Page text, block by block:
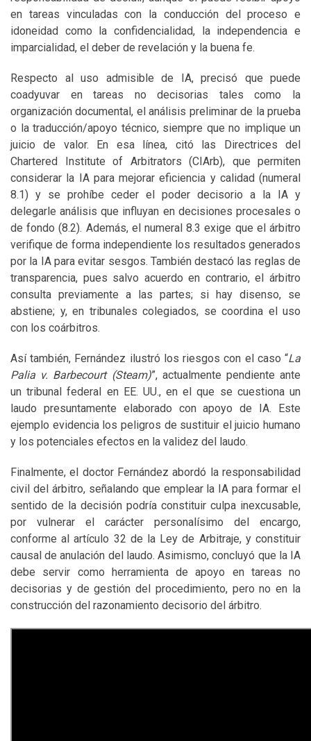
en tareas vinculadas con la conducción del proceso e
idoneidad como la confidencialidad, la independencia e
imparcialidad, el deber de revelación y la buena fe.
Respecto al uso admisible de IA, precisó que puede
coadyuvar en tareas no decisorias tales como la
organización documental, el análisis preliminar de la prueba
o la traducción/apoyo técnico, siempre que no implique un
juicio de valor. En esa línea, citó las Directrices del
Chartered Institute of Arbitrators (CIArb), que permiten
considerar la IA para mejorar eficiencia y calidad (numeral
8.1) y se prohíbe ceder el poder decisorio a la IA y
delegarle análisis que influyan en decisiones procesales o
de fondo (8.2). Además, el numeral 8.3 exige que el árbitro
verifique de forma independiente los resultados generados
por la IA para evitar sesgos. También destacó las reglas de
transparencia, pues salvo acuerdo en contrario, el árbitro
consulta previamente a las partes; si hay disenso, se
abstiene; y, en tribunales colegiados, se coordina el uso
con los coárbitros.
Así también, Fernández ilustró los riesgos con el caso “La
Palia v. Barbecourt (Steam)”, actualmente pendiente ante
un tribunal federal en EE. UU., en el que se cuestiona un
laudo presuntamente elaborado con apoyo de IA. Este
ejemplo evidencia los peligros de sustituir el juicio humano
y los potenciales efectos en la validez del laudo.
Finalmente, el doctor Fernández abordó la responsabilidad
civil del árbitro, señalando que emplear la IA para formar el
sentido de la decisión podría constituir culpa inexcusable,
por vulnerar el carácter personalísimo del encargo,
conforme al artículo 32 de la Ley de Arbitraje, y constituir
causal de anulación del laudo. Asimismo, concluyó que la IA
debe servir como herramienta de apoyo en tareas no
decisorias y de gestión del procedimiento, pero no en la
construcción del razonamiento decisorio del árbitro.